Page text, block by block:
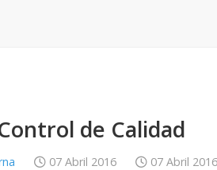
de Calidad
07 Abril 2016 07 Abril 2016